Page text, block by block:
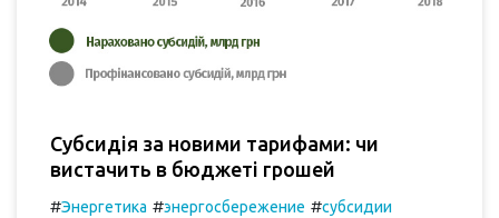
Субсидія за новими тарифами: чи
вистачить в бюджеті грошей
#Энергетика #энергосбережение #субсидии